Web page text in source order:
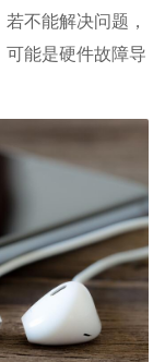
不能解决问题，
能是硬件故障导